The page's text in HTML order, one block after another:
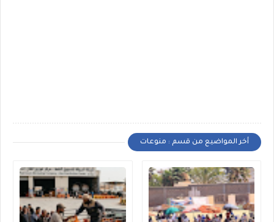
أخر المواضيع من قسم : منوعات